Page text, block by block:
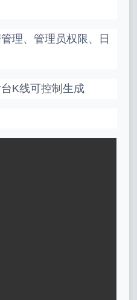
理、管理员权限、日
K线可控制生成